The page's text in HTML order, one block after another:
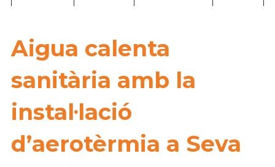
Aigua calenta
sanitària amb la
instal·lació
d’aerotèrmia a Seva